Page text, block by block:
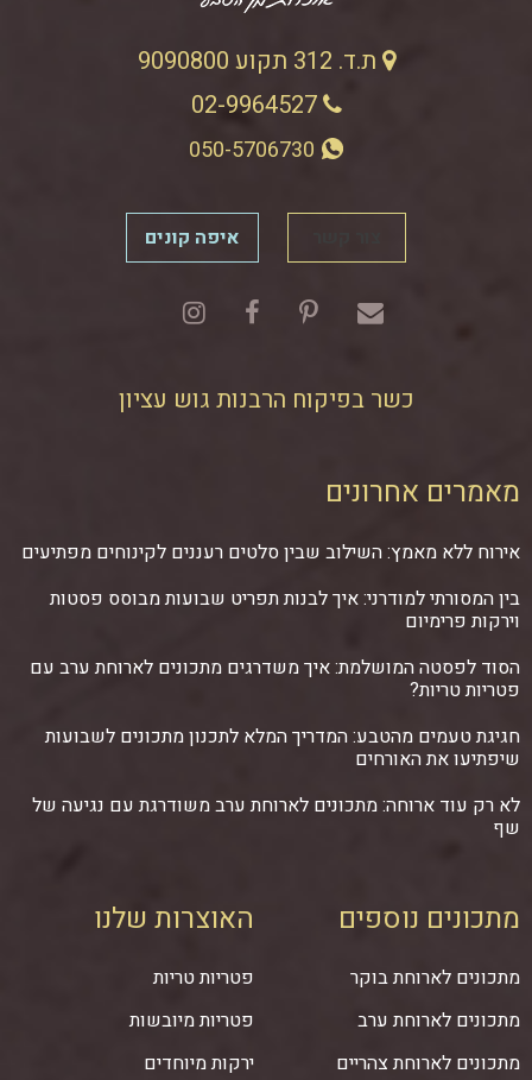
ת.ד. 312 תקוע 9090800
02-9964527
איפה קונים
כשר בפיקוח הרבנות גוש עציון
מאמרים אחרונים
אירוח ללא מאמץ: השילוב שבין סלטים רעננים לקינוחים מפתיעים
בין המסורתי למודרני: איך לבנות תפריט שבועות מבוסס פסטות
וירקות פרימיום
הסוד לפסטה המושלמת: איך משדרגים מתכונים לארוחת ערב עם
פטריות טריות?
חגיגת טעמים מהטבע: המדריך המלא לתכנון מתכונים לשבועות
שיפתיעו את האורחים
לא רק עוד ארוחה: מתכונים לארוחת ערב משודרגת עם נגיעה של
שף
מתכונים נוספים
מתכונים לארוחת בוקר
מתכונים לארוחת ערב
מתכונים לארוחת צהריים
האוצרות שלנו
פטריות טריות
פטריות מיובשות
ירקות מיוחדים